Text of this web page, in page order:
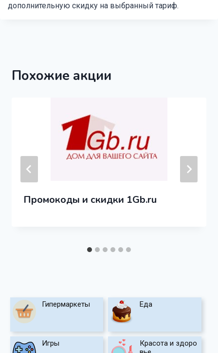
дополнительную скидку на выбранный тариф.
Похожие акции
Промокоды и скидки 1Gb.ru
Гипермаркеты Еда
Игры
Красота и здоро